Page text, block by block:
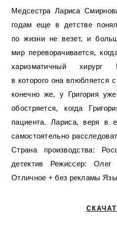
Медсестра Лариса Смирнова к своим тридцати пяти
годам еще в детстве
по жизни не везет, и
мир переворачивается,
харизматичный хирург
в которого она влюбляется
конечно же, у Григория
обостряется, когда
пациента. Лариса, веря в
самостоятельно
Страна производства:
детектив Режиссер:
Отличное + без рекламы